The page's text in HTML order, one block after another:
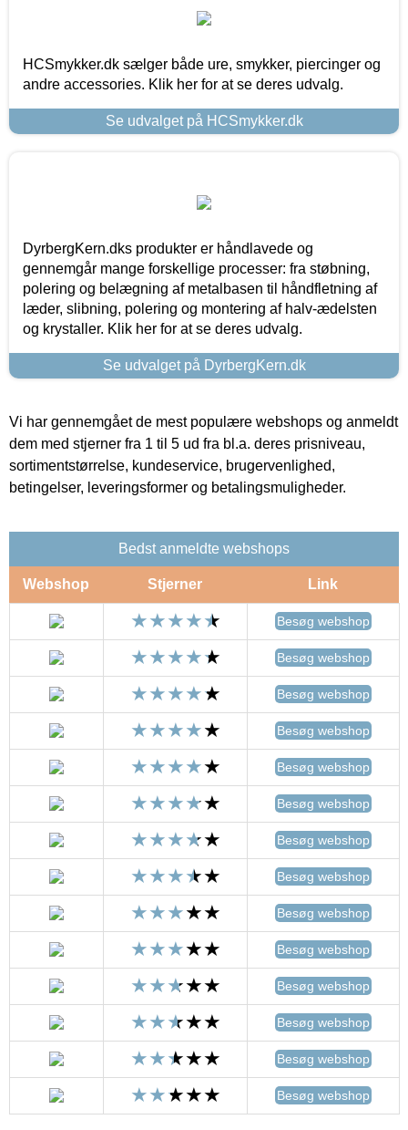
HCSmykker.dk sælger både ure, smykker, piercinger og
andre accessories. Klik her for at se deres udvalg.
Se udvalget på HCSmykker.dk
DyrbergKern.dks produkter er håndlavede og
gennemgår mange forskellige processer: fra støbning,
polering og belægning af metalbasen til håndfletning af
læder, slibning, polering og montering af halv-ædelsten
og krystaller. Klik her for at se deres udvalg.
Se udvalget på DyrbergKern.dk
Vi har gennemgået de mest populære webshops og anmeldt
dem med stjerner fra 1 til 5 ud fra bl.a. deres prisniveau,
sortimentstørrelse, kundeservice, brugervenlighed,
betingelser, leveringsformer og betalingsmuligheder.
Bedst anmeldte webshops
Webshop Stjerner Link
Besøg webshop
Besøg webshop
Besøg webshop
Besøg webshop
Besøg webshop
Besøg webshop
Besøg webshop
Besøg webshop
Besøg webshop
Besøg webshop
Besøg webshop
Besøg webshop
Besøg webshop
Besøg webshop